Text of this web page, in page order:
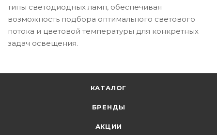
типы светодиодных ламп, обеспечивая
возможность подбора оптимального светового
потока и цветовой температуры для конкретных
задач освещения.
КАТАЛОГ
БРЕНДЫ
АКЦИИ